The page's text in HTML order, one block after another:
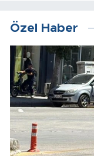
Özel Haber